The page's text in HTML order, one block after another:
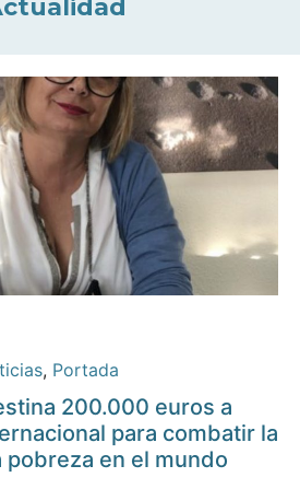
, Portada
200.000 euros a
para combatir la
pobreza en el mundo